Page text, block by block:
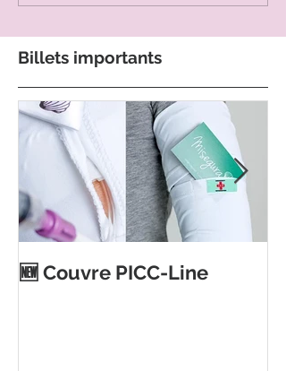
Billets importants
🆕 Couvre PICC-Line